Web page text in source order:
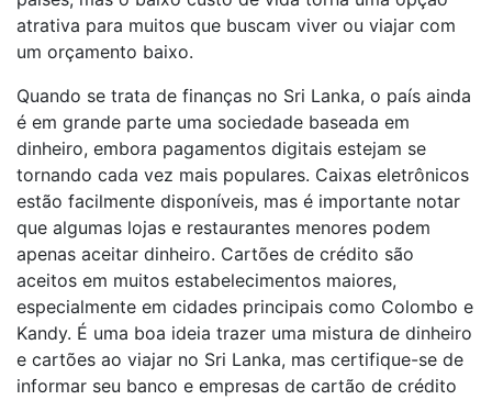
atrativa para muitos que buscam viver ou viajar com
um orçamento baixo.
Quando se trata de finanças no Sri Lanka, o país ainda
é em grande parte uma sociedade baseada em
dinheiro, embora pagamentos digitais estejam se
tornando cada vez mais populares. Caixas eletrônicos
estão facilmente disponíveis, mas é importante notar
que algumas lojas e restaurantes menores podem
apenas aceitar dinheiro. Cartões de crédito são
aceitos em muitos estabelecimentos maiores,
especialmente em cidades principais como Colombo e
Kandy. É uma boa ideia trazer uma mistura de dinheiro
e cartões ao viajar no Sri Lanka, mas certifique-se de
informar seu banco e empresas de cartão de crédito